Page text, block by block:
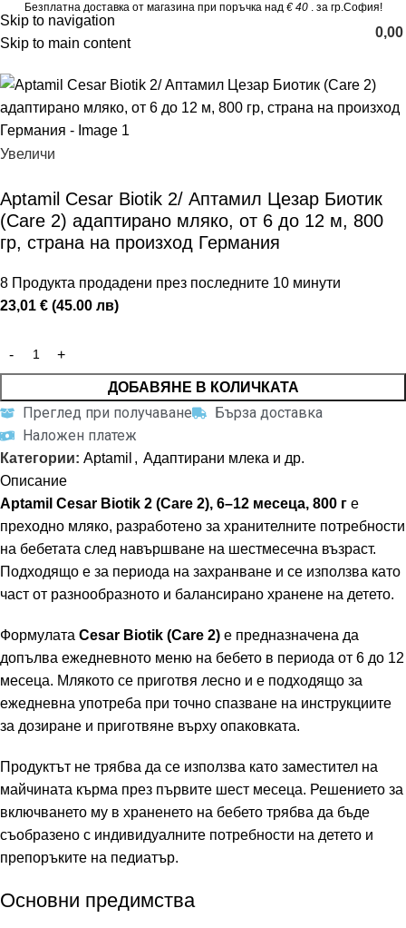
Skip to navigation
Skip to main content
Безплатна доставка от магазина при поръчка над € 40 . за гр.София!
0,00
Увеличи
Аptamil Cesar Biotik 2/ Аптамил Цезар Биотик
(Care 2) адаптирано мляко, oт 6 до 12 м, 800
гр, страна на произход Германия
8 Продукта продадени през последните 10 минути
23,01 € (45.00 лв)
ДОБАВЯНЕ В КОЛИЧКАТА
Преглед при получаване
Бърза доставка
Наложен платеж
Категории: Aptamil , Адаптирани млека и др.
Описание
Aptamil Cesar Biotik 2 (Care 2), 6–12 месеца, 800 г е
преходно мляко, разработено за хранителните потребности
на бебетата след навършване на шестмесечна възраст.
Подходящо е за периода на захранване и се използва като
част от разнообразното и балансирано хранене на детето.
Формулата Cesar Biotik (Care 2) е предназначена да
допълва ежедневното меню на бебето в периода от 6 до 12
месеца. Млякото се приготвя лесно и е подходящо за
ежедневна употреба при точно спазване на инструкциите
за дозиране и приготвяне върху опаковката.
Продуктът не трябва да се използва като заместител на
майчината кърма през първите шест месеца. Решението за
включването му в храненето на бебето трябва да бъде
съобразено с индивидуалните потребности на детето и
препоръките на педиатър.
Основни предимства